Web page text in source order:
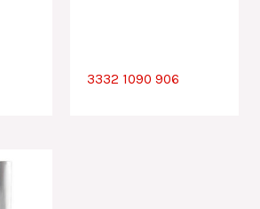
3332 1090 906